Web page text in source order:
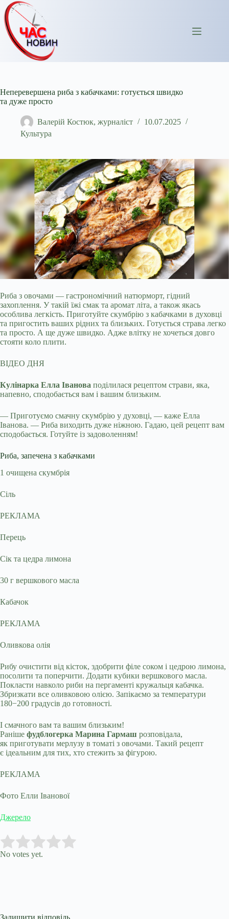
Перейти
до
вмісту
Неперевершена риба з кабачками: готується швидко
та дуже просто
Валерій Костюк, журналіст
10.07.2025
Культура
Риба з овочами — гастрономічний натюрморт, гідний
захоплення. У такій їжі смак та аромат літа, а також якась
особлива легкість. Приготуйте скумбрію з кабачками в духовці
та пригостить ваших рідних та близьких. Готується страва легко
та просто. А ще дуже швидко. Адже влітку не хочеться довго
стояти коло плити.
ВІДЕО ДНЯ
Кулінарка Елла Іванова поділилася рецептом страви, яка,
напевно, сподобається вам і вашим близьким.
— Приготуємо смачну скумбрію у духовці, — каже Елла
Іванова. — Риба виходить дуже ніжною. Гадаю, цей рецепт вам
сподобається. Готуйте із задоволенням!
Риба, запечена з кабачками
1 очищена скумбрія
Сіль
РЕКЛАМА
Перець
Сік та цедра лимона
30 г вершкового масла
Кабачок
РЕКЛАМА
Оливкова олія
Рибу очистити від кісток, здобрити філе соком і цедрою лимона,
посолити та поперчити. Додати кубики вершкового масла.
Покласти навколо риби на пергаменті кружальця кабачка.
Збризкати все оливковою олією. Запікаємо за температури
180−200 градусів до готовності.
І смачного вам та вашим близьким!
Раніше фудблогерка Марина Гармаш розповідала,
як приготувати мерлузу в томаті з овочами. Такий рецепт
є ідеальним для тих, хто стежить за фігурою.
РЕКЛАМА
Фото Елли Іванової
Джерело
Rate this item:
No votes yet.